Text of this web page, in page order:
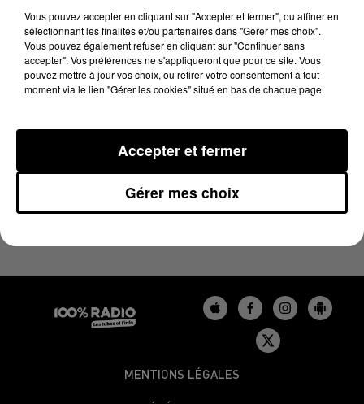
16 décembre 2024 - 2 min 8 sec
LE BILLET DE FRED DU 16/12/2024
Les derniers podcasts du billet de Fred sur 100%
MENTIONS LÉGALES
Vous pouvez accepter en cliquant sur "Accepter et fermer", ou affiner en
sélectionnant les finalités et/ou partenaires dans "Gérer mes choix".
Vous pouvez également refuser en cliquant sur "Continuer sans
accepter". Vos préférences ne s'appliqueront que pour ce site. Vous
pouvez mettre à jour vos choix, ou retirer votre consentement à tout
moment via le lien "Gérer les cookies" situé en bas de chaque page.
Gérer mes choix
Accepter et fermer